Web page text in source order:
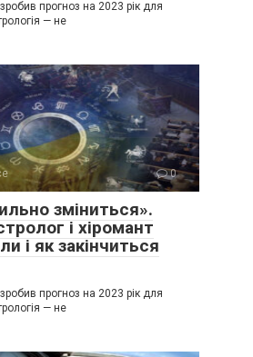
прогноз на 2023 рік для
— не
0
зміниться».
і хіромант
і як закінчиться
прогноз на 2023 рік для
— не